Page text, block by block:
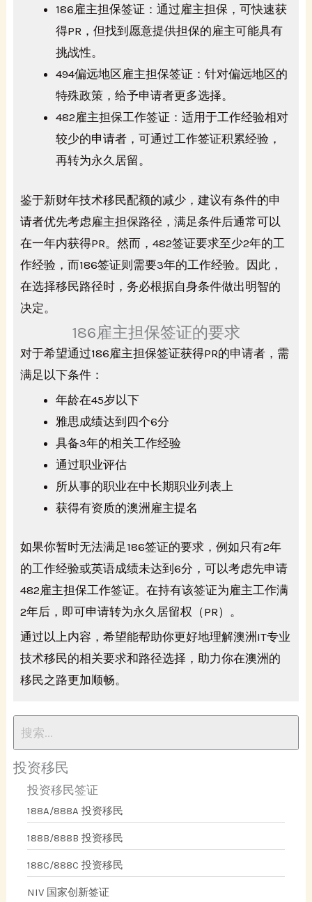
186雇主担保签证：通过雇主担保，可快速获
得PR，但找到愿意提供担保的雇主可能具有
挑战性。
494偏远地区雇主担保签证：针对偏远地区的
特殊政策，给予申请者更多选择。
482雇主担保工作签证：适用于工作经验相对
较少的申请者，可通过工作签证积累经验，
再转为永久居留。
鉴于新财年技术移民配额的减少，建议有条件的申
请者优先考虑雇主担保路径，满足条件后通常可以
在一年内获得PR。然而，482签证要求至少2年的工
作经验，而186签证则需要3年的工作经验。因此，
在选择移民路径时，务必根据自身条件做出明智的
决定。
186雇主担保签证的要求
对于希望通过186雇主担保签证获得PR的申请者，需
满足以下条件：
年龄在45岁以下
雅思成绩达到四个6分
具备3年的相关工作经验
通过职业评估
所从事的职业在中长期职业列表上
获得有资质的澳洲雇主提名
如果你暂时无法满足186签证的要求，例如只有2年
的工作经验或英语成绩未达到6分，可以考虑先申请
482雇主担保工作签证。在持有该签证为雇主工作满
2年后，即可申请转为永久居留权（PR）。
通过以上内容，希望能帮助你更好地理解澳洲IT专业
技术移民的相关要求和路径选择，助力你在澳洲的
移民之路更加顺畅。
投资移民
投资移民签证
188A/888A 投资移民
188B/888B 投资移民
188C/888C 投资移民
NIV 国家创新签证